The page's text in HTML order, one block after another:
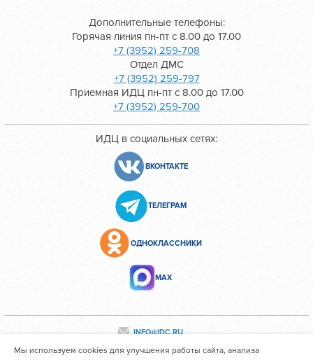
Дополнительные телефоны:
Горячая линия пн-пт с 8.00 до 17.00
+7 (3952) 259-708
Отдел ДМС
+7 (3952) 259-797
Приемная ИДЦ пн-пт с 8.00 до 17.00
+7 (3952) 259-700
ИДЦ в социальных сетях:
ВКОНТАКТЕ
ТЕЛЕГРАМ
ОДНОКЛАССНИКИ
МАХ
INFO@IDC.RU
Мы используем cookies для улучшения работы сайта, анализа